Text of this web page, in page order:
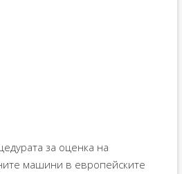
за оценка на
машини в европейските